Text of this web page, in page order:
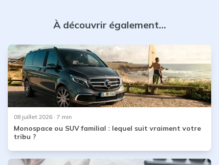
À découvrir également...
08 juillet 2026 · 7 min
Monospace ou SUV familial : lequel suit vraiment votre
tribu ?